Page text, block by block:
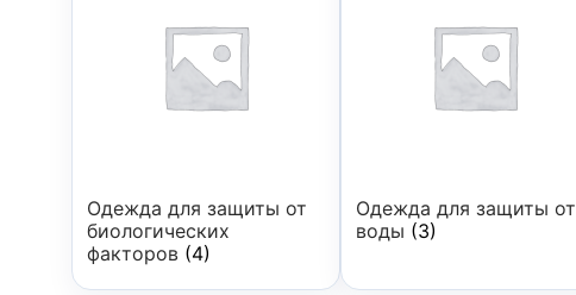
Одежда для защиты от
биологических
факторов (4)
Одежда для защиты от
воды (3)